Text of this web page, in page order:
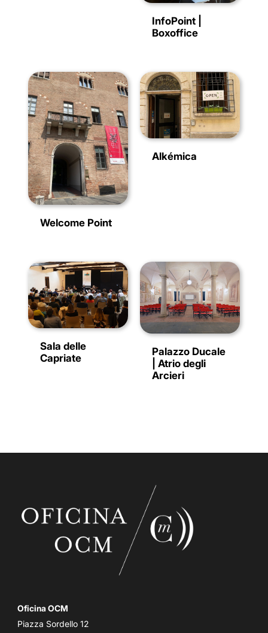
InfoPoint |
Boxoffice
Welcome Point
Alkémica
Sala delle
Capriate
Palazzo Ducale
| Atrio degli
Arcieri
Oficina OCM
Piazza Sordello 12